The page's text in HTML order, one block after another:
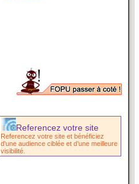
Referencez votre site
Referencez votre site et bénéficiez
d'une audience ciblée et d’une meilleure
visibilité.